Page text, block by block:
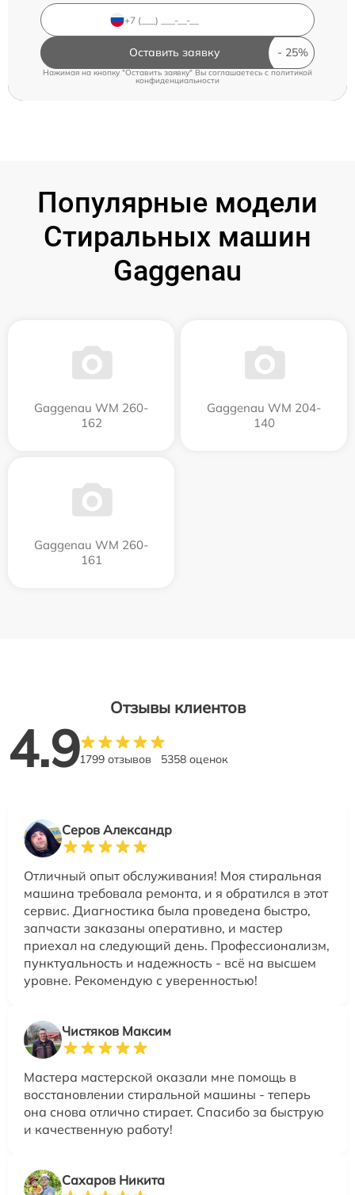
Оставить заявку
Нажимая на кнопку "Оставить заявку" Вы соглашаетесь cполитикой
конфиденциальности
Популярные модели
Стиральных машин
Gaggenau
Gaggenau WM 260-
162
Gaggenau WM 204-
140
Gaggenau WM 260-
161
Отзывы клиентов
4.91799 отзывов 5358 оценок
Серов Александр
Отличный опыт обслуживания! Моя стиральная
машина требовала ремонта, и я обратился в этот
сервис. Диагностика была проведена быстро,
запчасти заказаны оперативно, и мастер
приехал на следующий день. Профессионализм,
пунктуальность и надежность - всё на высшем
уровне. Рекомендую с уверенностью!
Чистяков Максим
Мастера мастерской оказали мне помощь в
восстановлении стиральной машины - теперь
она снова отлично стирает. Спасибо за быструю
и качественную работу!
Сахаров Никита